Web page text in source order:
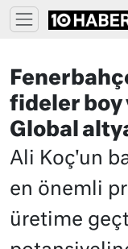
fideler boy
Global
Ali Koç'un
en önemli
üretime